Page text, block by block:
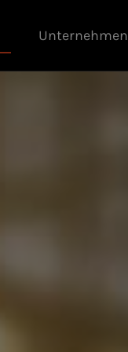
Unternehmen